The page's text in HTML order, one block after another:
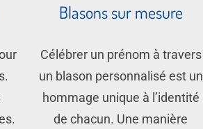
Blasons sur mesure
Célébrer un prénom à travers
un blason personnalisé est un
hommage unique à l’identité
de chacun. Une manière